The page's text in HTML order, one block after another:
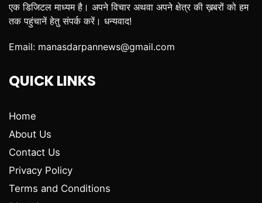
एक डिजिटल माध्यम है। अपने विचार अथवा अपने क्षेत्र की ख़बरों को हम
तक पहुंचानें हेतु संपर्क करें। धन्यवाद!
Email: manasdarpannews@gmail.com
QUICK LINKS
Home
About Us
Contact Us
Privacy Policy
Terms and Conditions